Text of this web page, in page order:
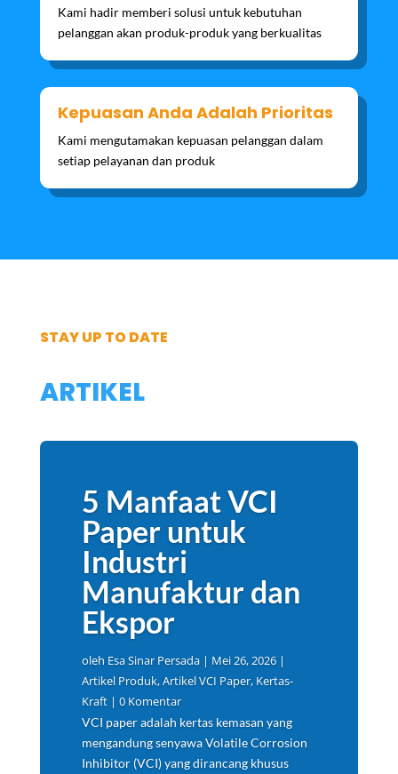
Kami hadir memberi solusi untuk kebutuhan
pelanggan akan produk-produk yang berkualitas
Kepuasan Anda Adalah Prioritas
Kami mengutamakan kepuasan pelanggan dalam
setiap pelayanan dan produk
STAY UP TO DATE
ARTIKEL
5 Manfaat VCI
Paper untuk
Industri
Manufaktur dan
Ekspor
oleh Esa Sinar Persada| Mei 26, 2026|
Artikel Produk,Artikel VCI Paper, Kertas-
Kraft| 0 Komentar
VCI paper adalah kertas kemasan yang
mengandung senyawa Volatile Corrosion
Inhibitor (VCI) yang dirancang khusus